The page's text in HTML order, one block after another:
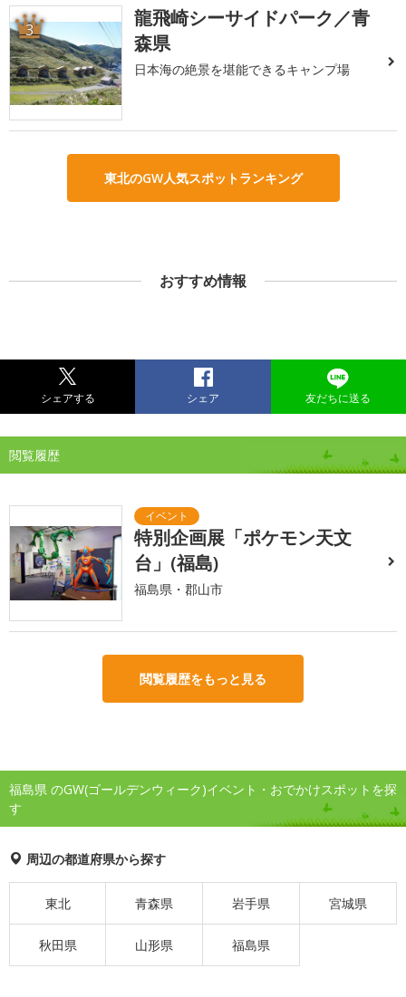
3
龍飛崎シーサイドパーク／青
森県
日本海の絶景を堪能できるキャンプ場
東北のGW人気スポットランキング
おすすめ情報
シェアする シェア 友だちに送る
閲覧履歴
特別企画展「ポケモン天文
台」(福島)
福島県・郡山市
閲覧履歴をもっと見る
福島県 のGW(ゴールデンウィーク)イベント・おでかけスポットを探
す
周辺の都道府県から探す
東北 青森県 岩手県 宮城県
秋田県 山形県 福島県